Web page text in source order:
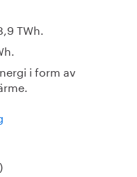
TWh.
i form av